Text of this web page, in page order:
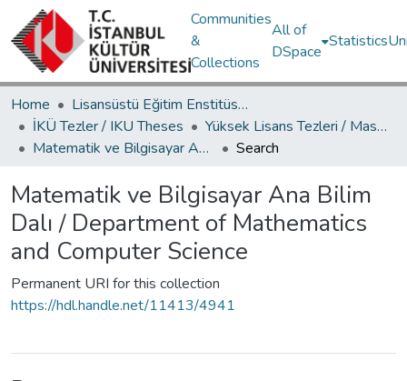
Communities
&
Collections
All of
DSpace
Statistics
Home
Lisansüstü Eğitim Enstitüsü / Postgraduate Education Institute
İKÜ Tezler / IKU Theses
Yüksek Lisans Tezleri / Master's Theses
Matematik ve Bilgisayar Ana Bilim Dalı / Department of Mathematics and Computer Science
Search
Matematik ve Bilgisayar Ana Bilim
Dalı / Department of Mathematics
and Computer Science
Permanent URI for this collection
https://hdl.handle.net/11413/4941